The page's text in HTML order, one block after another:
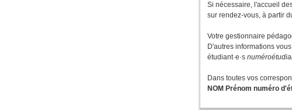
Si nécessaire, l'accueil
sur rendez-vous, à partir
Votre gestionnaire
D'autres informations
étudiant·e·s
Dans toutes vos
NOM Prénom numéro